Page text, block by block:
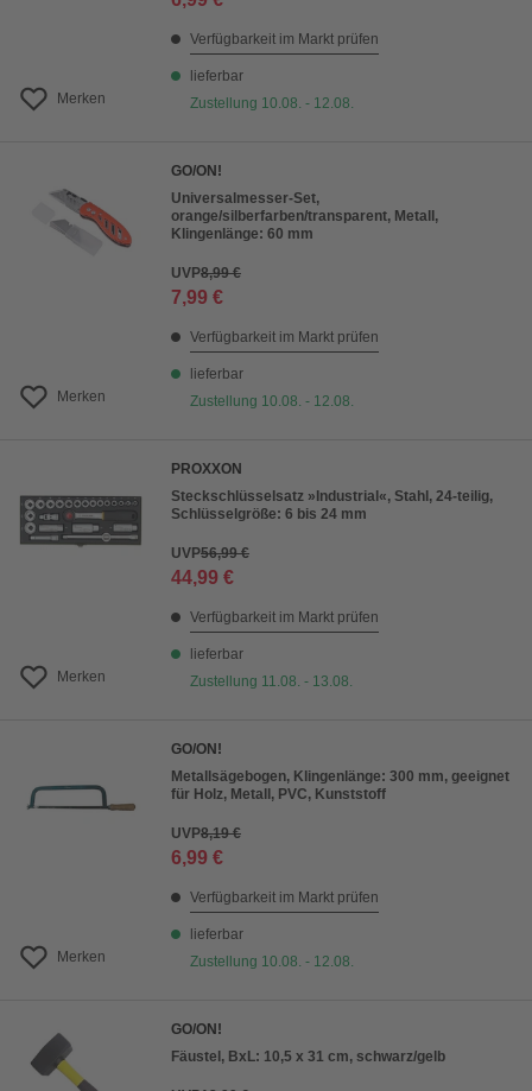
Merken
Verfügbarkeit im Markt prüfen
lieferbar
Zustellung 10.08. - 12.08.
Merken
GO/ON!
Universalmesser-Set,
orange/silberfarben/transparent, Metall,
Klingenlänge: 60 mm
UVP8,99 €
7,99 €
Verfügbarkeit im Markt prüfen
lieferbar
Zustellung 10.08. - 12.08.
Merken
PROXXON
Steckschlüsselsatz »Industrial«, Stahl, 24-teilig,
Schlüsselgröße: 6 bis 24 mm
UVP56,99 €
44,99 €
Verfügbarkeit im Markt prüfen
lieferbar
Zustellung 11.08. - 13.08.
Merken
GO/ON!
Metallsägebogen, Klingenlänge: 300 mm, geeignet
für Holz, Metall, PVC, Kunststoff
UVP8,19 €
6,99 €
Verfügbarkeit im Markt prüfen
lieferbar
Zustellung 10.08. - 12.08.
GO/ON!
Fäustel, BxL: 10,5 x 31 cm, schwarz/gelb